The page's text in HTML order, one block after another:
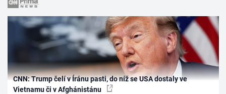
CNN: Trump čelí v Íránu pasti, do níž se USA dostaly ve
Vietnamu či v Afghánistánu